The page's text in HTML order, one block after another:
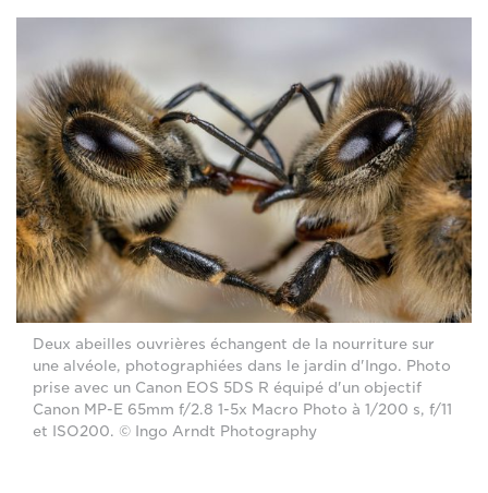
Deux abeilles ouvrières échangent de la nourriture sur
une alvéole, photographiées dans le jardin d'Ingo. Photo
prise avec un Canon EOS 5DS R équipé d'un objectif
Canon MP-E 65mm f/2.8 1-5x Macro Photo à 1/200 s, f/11
et ISO200. © Ingo Arndt Photography